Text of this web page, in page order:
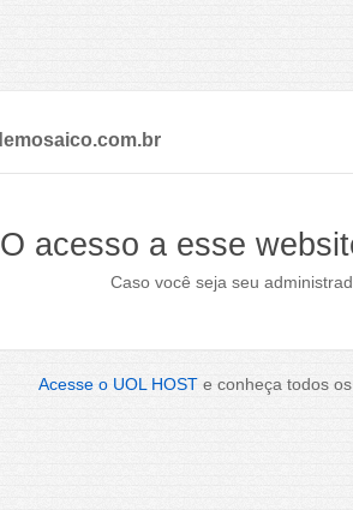
O acesso a esse
Caso você seja seu
Acesse o UOL HOST e conheça todos